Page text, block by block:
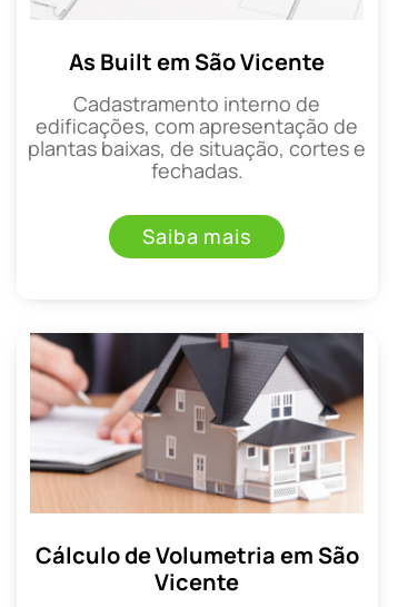
As Built em São Vicente
Cadastramento interno de
edificações, com apresentação de
plantas baixas, de situação, cortes e
fechadas.
Saiba mais
Cálculo de Volumetria em São
Vicente